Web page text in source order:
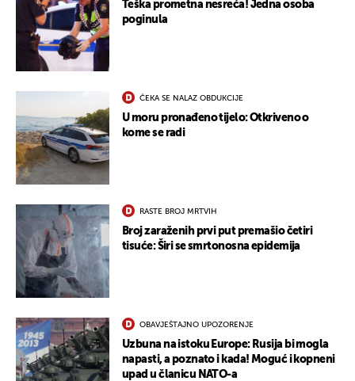
Teška prometna nesreća! Jedna osoba
poginula
ČEKA SE NALAZ OBDUKCIJE
U moru pronađeno tijelo: Otkriveno o
kome se radi
RASTE BROJ MRTVIH
Broj zaraženih prvi put premašio četiri
tisuće: Širi se smrtonosna epidemija
OBAVJEŠTAJNO UPOZORENJE
Uzbuna na istoku Europe: Rusija bi mogla
napasti, a poznato i kada! Moguć i kopneni
upad u članicu NATO-a
UKLJUČITE NOTIFIKACIJE